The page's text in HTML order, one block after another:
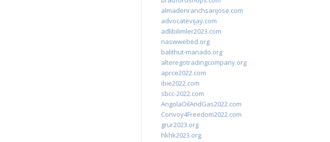
almadenranchsanjose.com
advocatevijay.com
adlibilimler2023.com
naswwebed.org
balithut-manado.org
alteregotradingcompany.org
aprce2022.com
ibie2022.com
sbcc-2022.com
AngolaOilAndGas2022.com
Convoy4Freedom2022.com
grur2023.org
hkhk2023.org